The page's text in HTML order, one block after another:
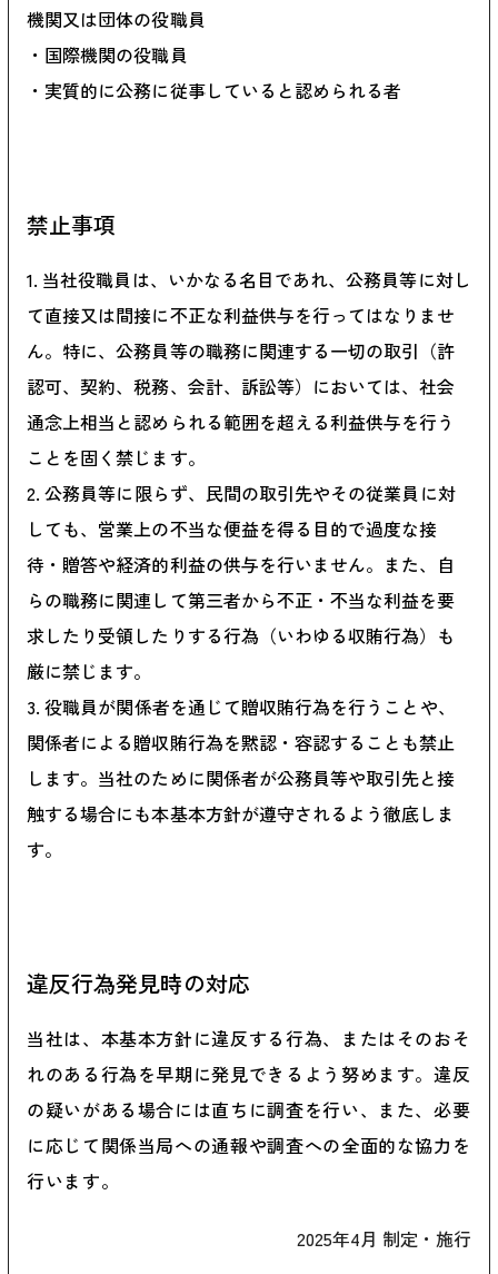
機関又は団体の役職員
国際機関の役職員
実質的に公務に従事していると認められる者
禁止事項
当社役職員は、いかなる名目であれ、公務員等に対し
て直接又は間接に不正な利益供与を行ってはなりませ
ん。特に、公務員等の職務に関連する一切の取引（許
認可、契約、税務、会計、訴訟等）においては、社会
通念上相当と認められる範囲を超える利益供与を行う
ことを固く禁じます。
公務員等に限らず、民間の取引先やその従業員に対
しても、営業上の不当な便益を得る目的で過度な接
待・贈答や経済的利益の供与を行いません。また、自
らの職務に関連して第三者から不正・不当な利益を要
求したり受領したりする行為（いわゆる収賄行為）も
厳に禁じます。
役職員が関係者を通じて贈収賄行為を行うことや、
関係者による贈収賄行為を黙認・容認することも禁止
します。当社のために関係者が公務員等や取引先と接
触する場合にも本基本方針が遵守されるよう徹底しま
す。
違反行為発見時の対応
当社は、本基本方針に違反する行為、またはそのおそ
れのある行為を早期に発見できるよう努めます。違反
の疑いがある場合には直ちに調査を行い、また、必要
に応じて関係当局への通報や調査への全面的な協力を
行います。
2025年4月 制定・施行